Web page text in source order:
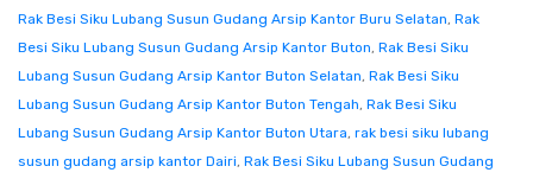
Rak Besi Siku Lubang Susun Gudang Arsip Kantor Buru Selatan, Rak
Besi Siku Lubang Susun Gudang Arsip Kantor Buton, Rak Besi Siku
Lubang Susun Gudang Arsip Kantor Buton Selatan, Rak Besi Siku
Lubang Susun Gudang Arsip Kantor Buton Tengah, Rak Besi Siku
Lubang Susun Gudang Arsip Kantor Buton Utara, rak besi siku lubang
susun gudang arsip kantor Dairi, Rak Besi Siku Lubang Susun Gudang